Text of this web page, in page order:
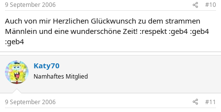
9 September 2006 #10
Auch von mir Herzlichen Glückwunsch zu dem strammen
Männlein und eine wunderschöne Zeit! :respekt :geb4 :geb4
:geb4
Katy70
Namhaftes Mitglied
9 September 2006 #11